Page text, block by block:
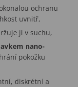
ochranu
uvnitř,
ji v suchu,
nano-
pokožku
diskrétní a